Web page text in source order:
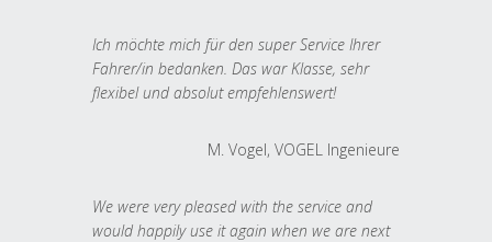
Ich möchte mich für den super Service Ihrer
Fahrer/in bedanken. Das war Klasse, sehr
flexibel und absolut empfehlenswert!
M. Vogel, VOGEL Ingenieure
We were very pleased with the service and
would happily use it again when we are next